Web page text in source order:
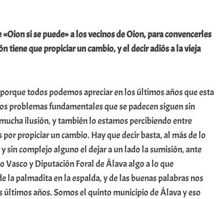
si se puede» a los vecinos de Oion, para convencerles
tiene que propiciar un cambio, y el decir adiós a la vieja
todos podemos apreciar en los últimos años que esta
problemas fundamentales que se padecen siguen sin
ilusión, y también lo estamos percibiendo entre
propiciar un cambio. Hay que decir basta, al más de lo
sin complejo alguno el dejar a un lado la sumisión, ante
Vasco y Diputación Foral de Álava algo a lo que
la palmadita en la espalda, y de las buenas palabras nos
últimos años. Somos el quinto municipio de Álava y eso